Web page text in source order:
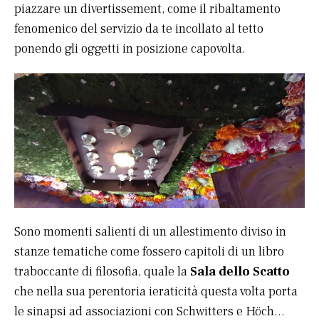
piazzare un divertissement, come il ribaltamento
fenomenico del servizio da te incollato al tetto
ponendo gli oggetti in posizione capovolta.
Sono momenti salienti di un allestimento diviso in
stanze tematiche come fossero capitoli di un libro
traboccante di filosofia, quale la Sala dello Scatto
che nella sua perentoria ieraticità questa volta porta
le sinapsi ad associazioni con Schwitters e Höch…